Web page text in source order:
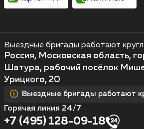
Выездные бригады работают
Россия, Московская область,
Шатура, рабочий посёлок
Урицкого, 20
Выездные бригады работают
Горячая линия 24/7
+7 (495) 128-09-18